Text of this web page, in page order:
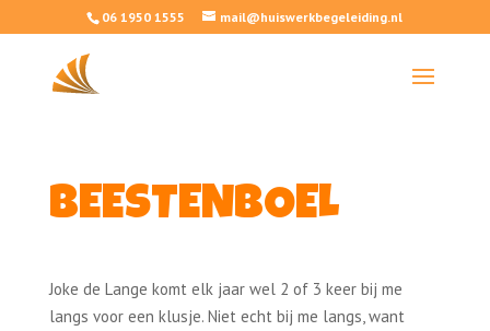
06 1950 1555 mail@huiswerkbegeleiding.nl
BEESTENBOEL
Joke de Lange komt elk jaar wel 2 of 3 keer bij me
langs voor een klusje. Niet echt bij me langs, want